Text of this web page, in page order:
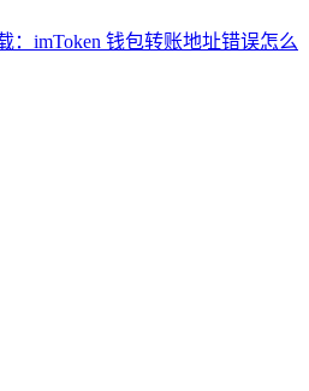
：imToken 钱包转账地址错误怎么